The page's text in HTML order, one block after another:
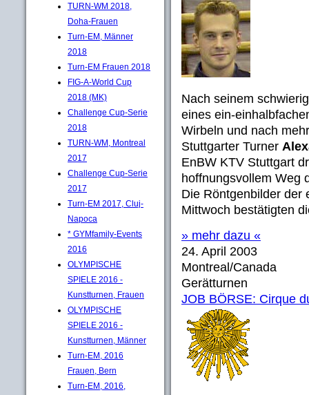
TURN-WM 2018,
Doha-Frauen
Turn-EM, Männer
2018
Turn-EM Frauen 2018
FIG-A-World Cup
2018 (MK)
Challenge Cup-Serie
2018
TURN-WM, Montreal
2017
Challenge Cup-Serie
2017
Turn-EM 2017, Cluj-
Napoca
* GYMfamily-Events
2016
OLYMPISCHE
SPIELE 2016 -
Kunstturnen, Frauen
OLYMPISCHE
SPIELE 2016 -
Kunstturnen, Männer
Turn-EM, 2016
Frauen, Bern
Turn-EM, 2016,
Nach seinem
eines ein-
Wirbeln und nach
Stuttgarter Turner
EnBW KTV Stuttgart
hoffnungsvollem Weg
Die Röntgenbilder der
Mittwoch bestätigten
» mehr dazu «
24. April 2003
Montreal/Canada
Gerätturnen
JOB BÖRSE: Cirque